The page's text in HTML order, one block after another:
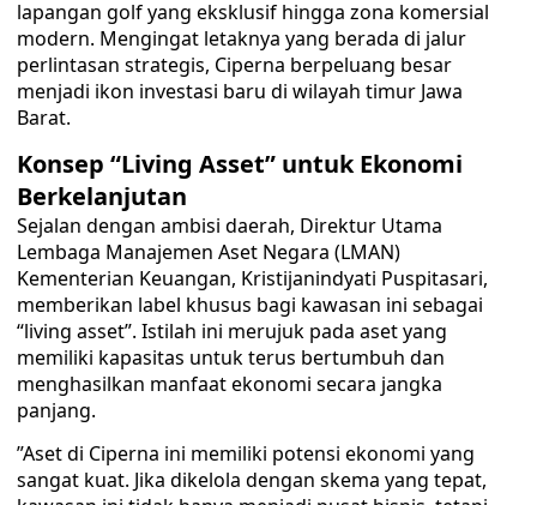
lapangan golf yang eksklusif hingga zona komersial
modern. Mengingat letaknya yang berada di jalur
perlintasan strategis, Ciperna berpeluang besar
menjadi ikon investasi baru di wilayah timur Jawa
Barat.
​Konsep “Living Asset” untuk Ekonomi
Berkelanjutan
Sejalan dengan ambisi daerah, Direktur Utama
Lembaga Manajemen Aset Negara (LMAN)
Kementerian Keuangan, Kristijanindyati Puspitasari,
memberikan label khusus bagi kawasan ini sebagai
“living asset”. Istilah ini merujuk pada aset yang
memiliki kapasitas untuk terus bertumbuh dan
menghasilkan manfaat ekonomi secara jangka
panjang.
​”Aset di Ciperna ini memiliki potensi ekonomi yang
sangat kuat. Jika dikelola dengan skema yang tepat,